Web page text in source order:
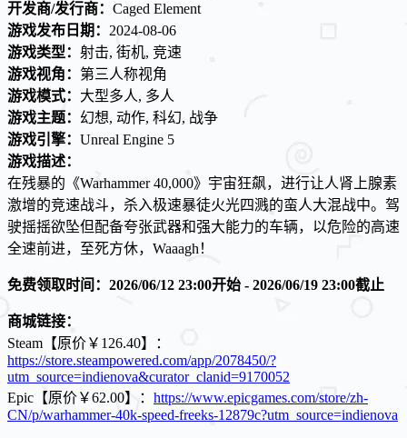
开发商/发行商： Caged Element
游戏发布日期： 2024-08-06
游戏类型： 射击, 街机, 竞速
游戏视角： 第三人称视角
游戏模式： 大型多人, 多人
游戏主题： 幻想, 动作, 科幻, 战争
游戏引擎： Unreal Engine 5
游戏描述：
在残暴的《Warhammer 40,000》宇宙狂飙，进行让人肾上腺素
激增的竞速战斗，杀入极速暴徒火光四溅的蛮人大混战中。驾
驶摇摇欲坠但配备夸张武器和强大能力的车辆，以危险的高速
全速前进，至死方休，Waaagh！
免费领取时间：2026/06/12 23:00开始 - 2026/06/19 23:00截止
商城链接：
Steam【原价￥126.40】：
https://store.steampowered.com/app/2078450/?
utm_source=indienova&curator_clanid=9170052
Epic【原价￥62.00】： https://www.epicgames.com/store/zh-
CN/p/warhammer-40k-speed-freeks-12879c?utm_source=indienova